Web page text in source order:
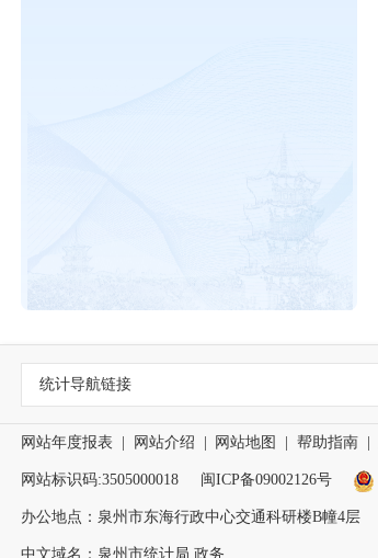
统计导航链接
网站年度报表 网站介绍 网站地图 帮助指南
网站标识码:3505000018 闽ICP备09002126号
办公地点：泉州市东海行政中心交通科研楼B幢4层
中文域名：泉州市统计局.政务